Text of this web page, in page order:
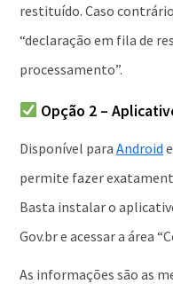
restituído. Caso
“declaração em fila de
processamento”.
Opção 2 –
Disponível para Android e
permite fazer
Basta instalar o
Gov.br e acessar a área
As informações são as